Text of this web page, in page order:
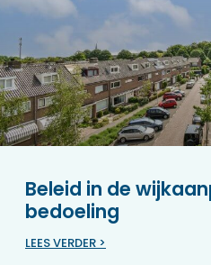
Beleid in de
bedoeling
LEES VERDER >